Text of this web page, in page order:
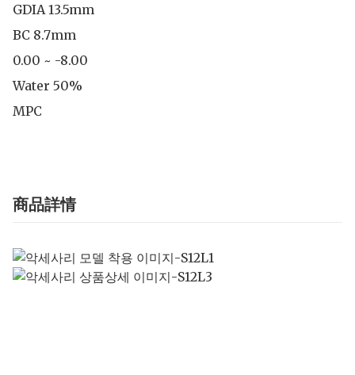
GDIA 13.5mm
BC 8.7mm
0.00 ~ -8.00
Water 50%
MPC
商品詳情